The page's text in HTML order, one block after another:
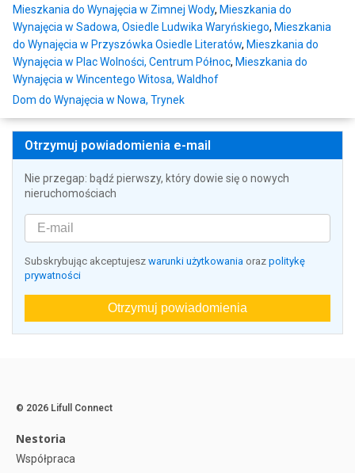
Mieszkania do Wynajęcia w Zimnej Wody, Mieszkania do
Wynajęcia w Sadowa, Osiedle Ludwika Waryńskiego, Mieszkania
do Wynajęcia w Przyszówka Osiedle Literatów, Mieszkania do
Wynajęcia w Plac Wolności, Centrum Północ, Mieszkania do
Wynajęcia w Wincentego Witosa, Waldhof
Dom do Wynajęcia w Nowa, Trynek
Otrzymuj powiadomienia e-mail
Nie przegap: bądź pierwszy, który dowie się o nowych
nieruchomościach
Subskrybując akceptujesz warunki użytkowania oraz politykę
prywatności
Otrzymuj powiadomienia
© 2026 Lifull Connect
Nestoria
Współpraca